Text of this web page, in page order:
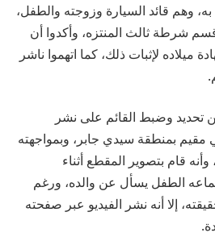
وهم قائد السيارة وزوجته والطفل،
شرطة ثالث المنتزه، وأكدوا أن
ميلاده لإثبات ذلك، كما اتهموا ناشر
تحديد وضبط القائم على نشر
مقيم بمنطقة سيدي جابر، وبمواجهته
وأنه قام بتصوير المقطع أثناء
الطفل يسأل عن والده، ورغم
إلا أنه نشر الفيديو عبر صفحته